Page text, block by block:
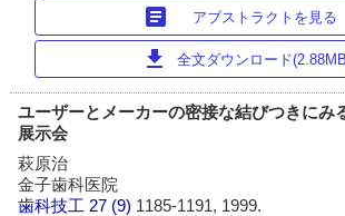
article アブストラクトを見る
download 全文ダウンロード
ユーザーとメーカーの密接な結びつきにみ
展示会
萩原治
金子歯科医院
歯科技工 27 (9) 1185-1191, 1999.